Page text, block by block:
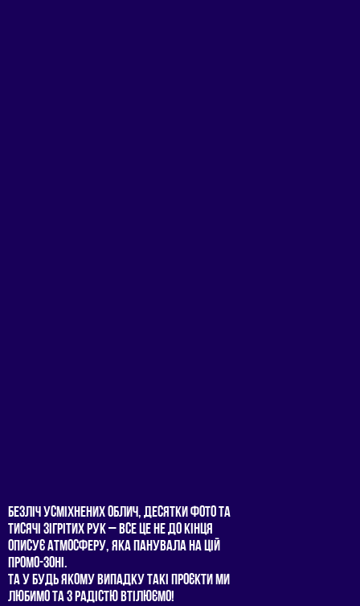
БЕЗЛIЧ УСМIХНЕНИХ ОБЛИЧ, ДЕСЯТКИ ФОТО ТА
ТИСЯЧI ЗIГРIТИХ РУК – ВСЕ ЦЕ НЕ ДО КIНЦЯ
ОПИСУЄ АТМОСФЕРУ, ЯКА ПАНУВАЛА НА ЦIЙ
ПРОМО-ЗОНI.
ТА У БУДЬ ЯКОМУ ВИПАДКУ ТАКI ПРОЄКТИ МИ
ЛЮБИМО ТА З РАДIСТЮ ВТIЛЮЄМО!